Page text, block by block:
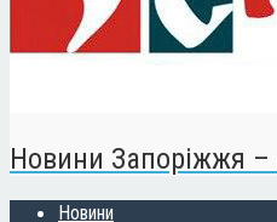
Новини Запоріжжя –
Новини